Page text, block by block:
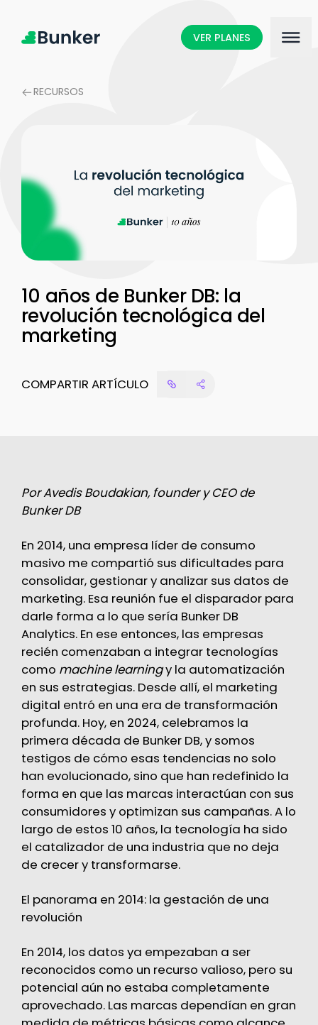
VER PLANES
RECURSOS
10 años de Bunker DB: la
revolución tecnológica del
marketing
COMPARTIR ARTÍCULO
Por Avedis Boudakian, founder y CEO de
Bunker DB
En 2014, una empresa líder de consumo
masivo me compartió sus dificultades para
consolidar, gestionar y analizar sus datos de
marketing. Esa reunión fue el disparador para
darle forma a lo que sería Bunker DB
Analytics. En ese entonces, las empresas
recién comenzaban a integrar tecnologías
como machine learningy la automatización
en sus estrategias. Desde allí, el marketing
digital entró en una era de transformación
profunda. Hoy, en 2024, celebramos la
primera década de Bunker DB, y somos
testigos de cómo esas tendencias no solo
han evolucionado, sino que han redefinido la
forma en que las marcas interactúan con sus
consumidores y optimizan sus campañas. A lo
largo de estos 10 años, la tecnología ha sido
el catalizador de una industria que no deja
de crecer y transformarse.
El panorama en 2014: la gestación de una
revolución
En 2014, los datos ya empezaban a ser
reconocidos como un recurso valioso, pero su
potencial aún no estaba completamente
aprovechado. Las marcas dependían en gran